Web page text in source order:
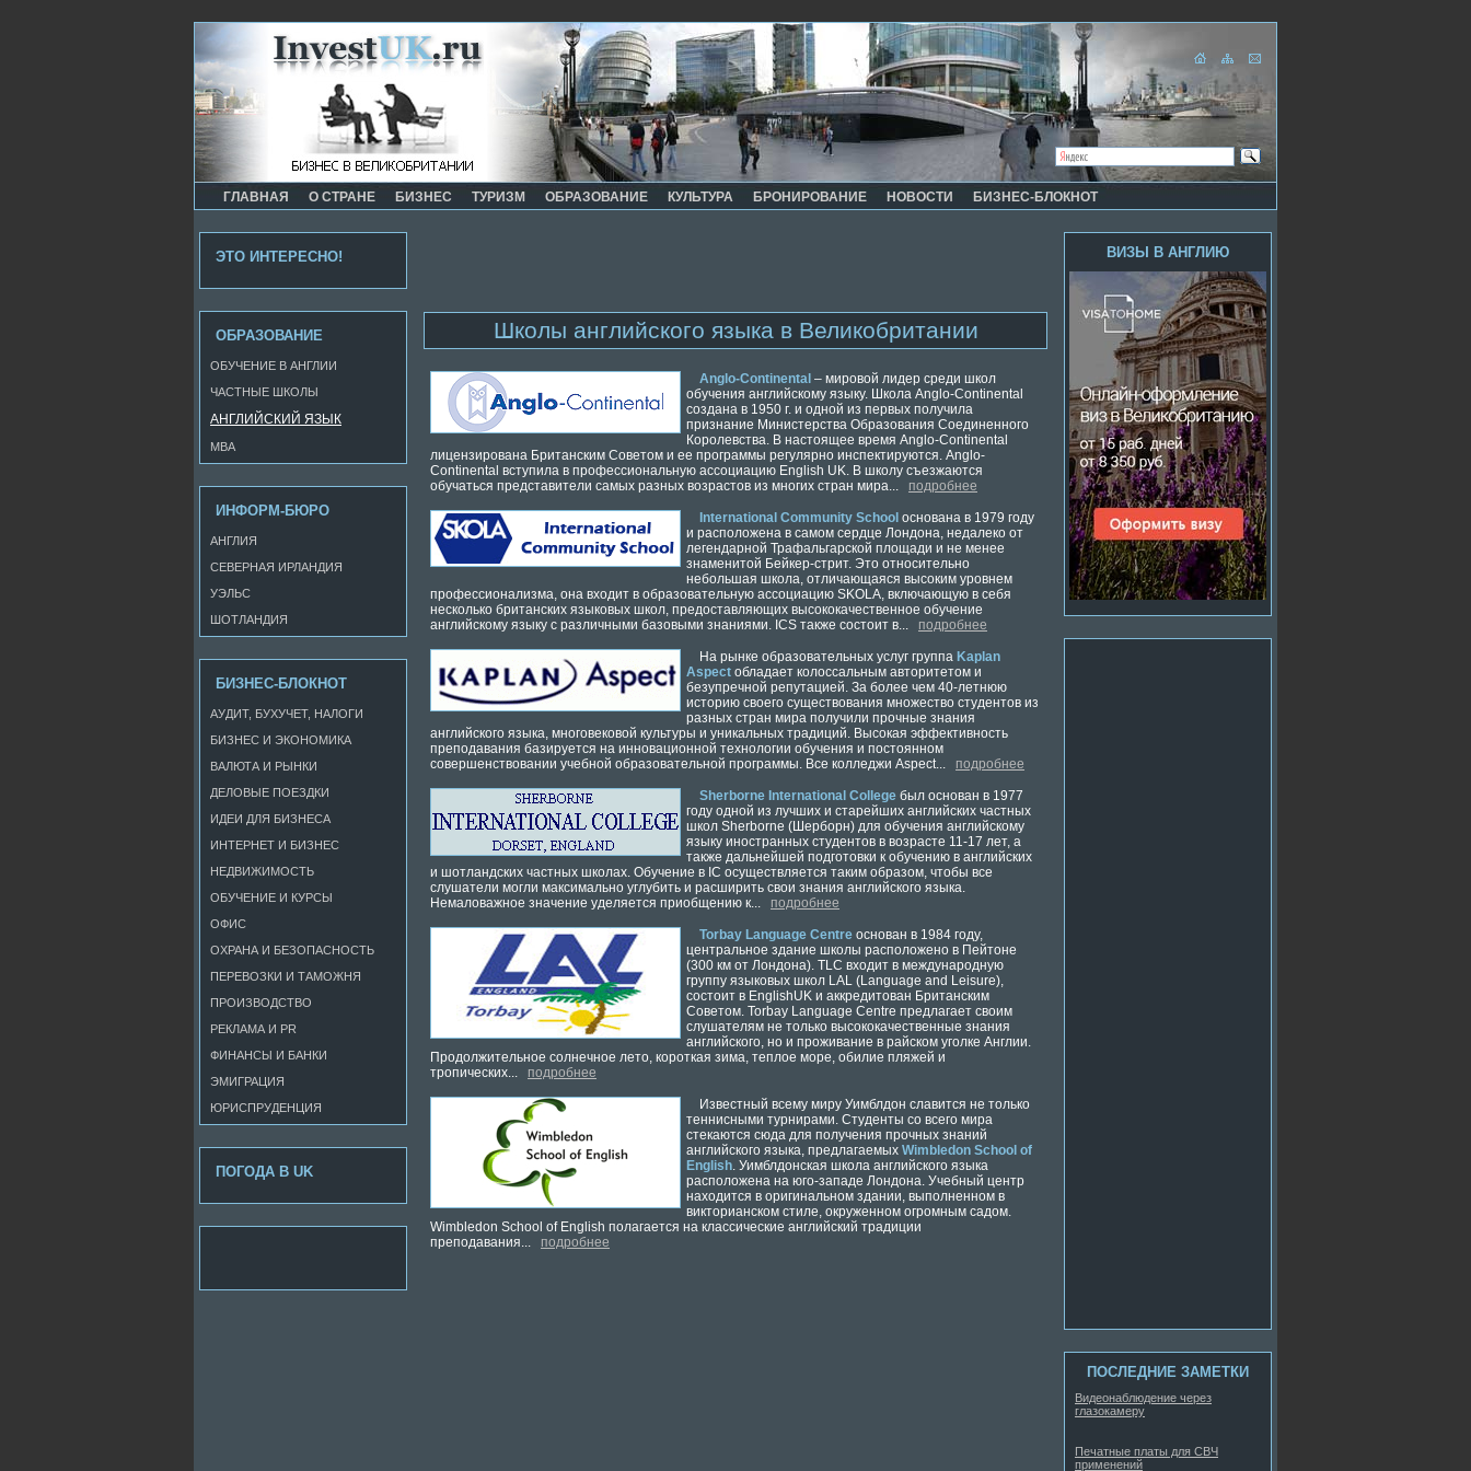
ГЛАВНАЯ О СТРАНЕ БИЗНЕС ТУРИЗМ ОБРАЗОВАНИЕ КУЛЬТУРА БРОНИРОВАНИЕ НОВОСТИ БИЗНЕС-БЛОКНОТ
Школы английского языка в Великобритании
Anglo-Continental – мировой лидер среди школ
обучения английскому языку. Школа Anglo-Continental
создана в 1950 г. и одной из первых получила
признание Министерства Образования Соединенного
Королевства. В настоящее время Anglo-Continental
лицензирована Британским Советом и ее программы регулярно инспектируются. Anglo-
Continental вступила в профессиональную ассоциацию English UK. В школу съезжаются
обучаться представители самых разных возрастов из многих стран мира... подробнее
International Community School основана в 1979 году
и расположена в самом сердце Лондона, недалеко от
легендарной Трафальгарской площади и не менее
знаменитой Бейкер-стрит. Это относительно
небольшая школа, отличающаяся высоким уровнем
профессионализма, она входит в образовательную ассоциацию SKOLA, включающую в себя
несколько британских языковых школ, предоставляющих высококачественное обучение
английскому языку с различными базовыми знаниями. ICS также состоит в... подробнее
На рынке образовательных услуг группа Kaplan
Aspect обладает колоссальным авторитетом и
безупречной репутацией. За более чем 40-летнюю
историю своего существования множество студентов из
разных стран мира получили прочные знания
английского языка, многовековой культуры и уникальных традиций. Высокая эффективность
преподавания базируется на инновационной технологии обучения и постоянном
совершенствовании учебной образовательной программы. Все колледжи Aspect... подробнее
Sherborne International College был основан в 1977
году одной из лучших и старейших английских частных
школ Sherborne (Шерборн) для обучения английскому
языку иностранных студентов в возрасте 11-17 лет, а
также дальнейшей подготовки к обучению в английских
и шотландских частных школах. Обучение в IC осуществляется таким образом, чтобы все
слушатели могли максимально углубить и расширить свои знания английского языка.
Немаловажное значение уделяется приобщению к... подробнее
Torbay Language Centre основан в 1984 году,
центральное здание школы расположено в Пейтоне
(300 км от Лондона). TLC входит в международную
группу языковых школ LAL (Language and Leisure),
состоит в EnglishUK и аккредитован Британским
Советом. Torbay Language Centre предлагает своим
слушателям не только высококачественные знания
английского, но и проживание в райском уголке Англии.
Продолжительное солнечное лето, короткая зима, теплое море, обилие пляжей и
тропических... подробнее
Известный всему миру Уимблдон славится не только
теннисными турнирами. Студенты со всего мира
стекаются сюда для получения прочных знаний
английского языка, предлагаемых Wimbledon School of
English. Уимблдонская школа английского языка
расположена на юго-западе Лондона. Учебный центр
находится в оригинальном здании, выполненном в
викторианском стиле, окруженном огромным садом.
Wimbledon School of English полагается на классические английский традиции
преподавания... подробнее
ЭТО ИНТЕРЕСНО!
ОБРАЗОВАНИЕ
ОБУЧЕНИЕ В АНГЛИИ
ЧАСТНЫЕ ШКОЛЫ
АНГЛИЙСКИЙ ЯЗЫК
MBA
ИНФОРМ-БЮРО
АНГЛИЯ
СЕВЕРНАЯ ИРЛАНДИЯ
УЭЛЬС
ШОТЛАНДИЯ
БИЗНЕС-БЛОКНОТ
АУДИТ, БУХУЧЕТ, НАЛОГИ
БИЗНЕС И ЭКОНОМИКА
ВАЛЮТА И РЫНКИ
ДЕЛОВЫЕ ПОЕЗДКИ
ИДЕИ ДЛЯ БИЗНЕСА
ИНТЕРНЕТ И БИЗНЕС
НЕДВИЖИМОСТЬ
ОБУЧЕНИЕ И КУРСЫ
ОФИС
ОХРАНА И БЕЗОПАСНОСТЬ
ПЕРЕВОЗКИ И ТАМОЖНЯ
ПРОИЗВОДСТВО
РЕКЛАМА И PR
ФИНАНСЫ И БАНКИ
ЭМИГРАЦИЯ
ЮРИСПРУДЕНЦИЯ
ПОГОДА В UK
ВИЗЫ В АНГЛИЮ
ПОСЛЕДНИЕ ЗАМЕТКИ
Видеонаблюдение через
глазокамеру
Печатные платы для СВЧ
применений